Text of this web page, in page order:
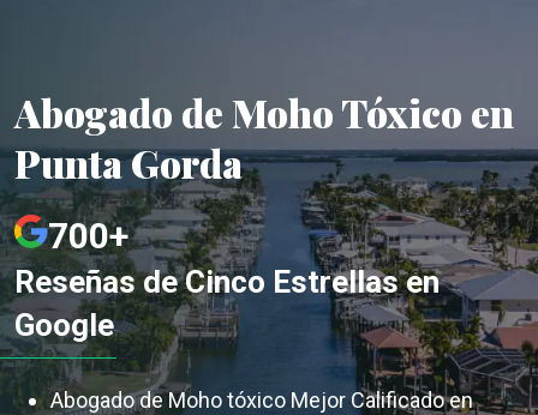
Abogado de Moho Tóxico en
Punta Gorda
700+
Reseñas de Cinco Estrellas en
Google
Abogado de Moho tóxico Mejor Calificado en